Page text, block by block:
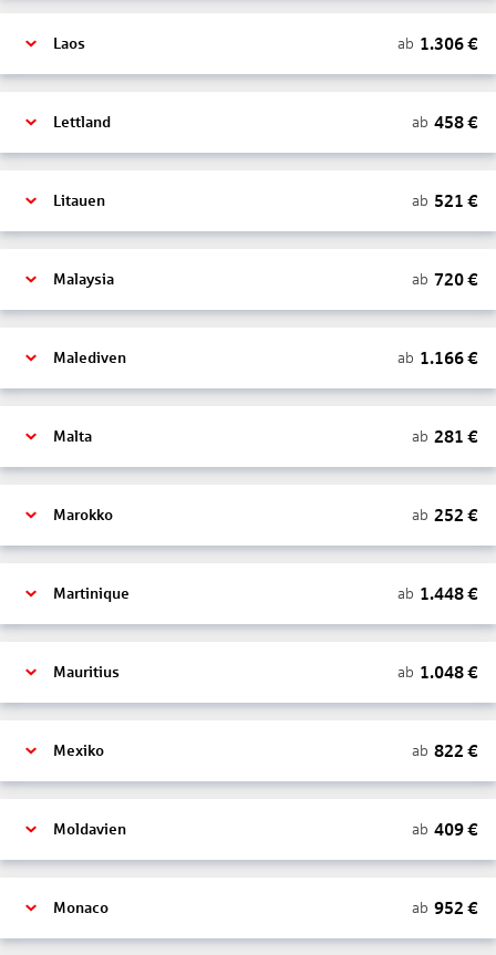
Laos ab 1.306€
Lettland ab 458€
Litauen ab 521 €
Malaysia ab 720€
Malediven ab 1.166€
Malta ab 281 €
Marokko ab 252 €
Martinique ab 1.448€
Mauritius ab 1.048€
Mexiko ab 822 €
Moldavien ab 409€
Monaco ab 952 €